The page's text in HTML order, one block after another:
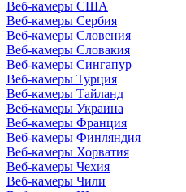
Веб-камеры США
Веб-камеры Сербия
Веб-камеры Словения
Веб-камеры Словакия
Веб-камеры Сингапур
Веб-камеры Турция
Веб-камеры Тайланд
Веб-камеры Украина
Веб-камеры Франция
Веб-камеры Финляндия
Веб-камеры Хорватия
Веб-камеры Чехия
Веб-камеры Чили